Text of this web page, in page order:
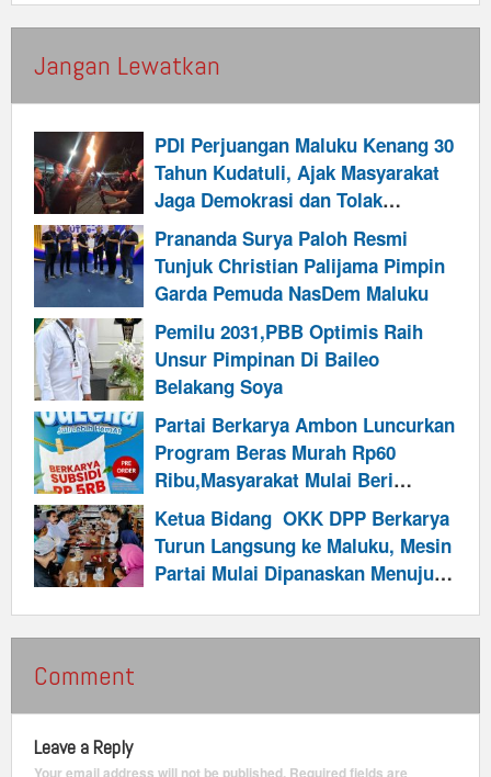
Jangan Lewatkan
PDI Perjuangan Maluku Kenang 30
Tahun Kudatuli, Ajak Masyarakat
Jaga Demokrasi dan Tolak
Kekerasan Politik
Prananda Surya Paloh Resmi
Tunjuk Christian Palijama Pimpin
Garda Pemuda NasDem Maluku
Pemilu 2031,PBB Optimis Raih
Unsur Pimpinan Di Baileo
Belakang Soya
Partai Berkarya Ambon Luncurkan
Program Beras Murah Rp60
Ribu,Masyarakat Mulai Beri
Dukungan
Ketua Bidang OKK DPP Berkarya
Turun Langsung ke Maluku, Mesin
Partai Mulai Dipanaskan Menuju
Comment
Leave a Reply
Your email address will not be published. Required fields are